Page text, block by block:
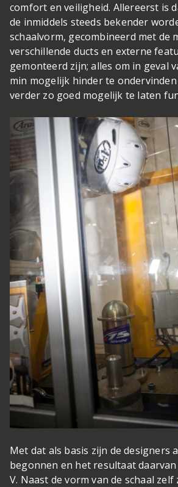
comfort en veiligheid. Allereerst is
de inmiddels steeds bekender
schaalvorm, gecombineerd met de
verschillende ducts en externe
gemonteerd zijn; alles om in geval
min mogelijk hinder te ondervinden
verder zo goed mogelijk te laten
Met dat als basis zijn de designers
begonnen en het resultaat daarvan
V. Naast de vorm van de schaal